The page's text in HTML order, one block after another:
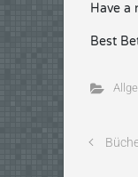
Have a
Best